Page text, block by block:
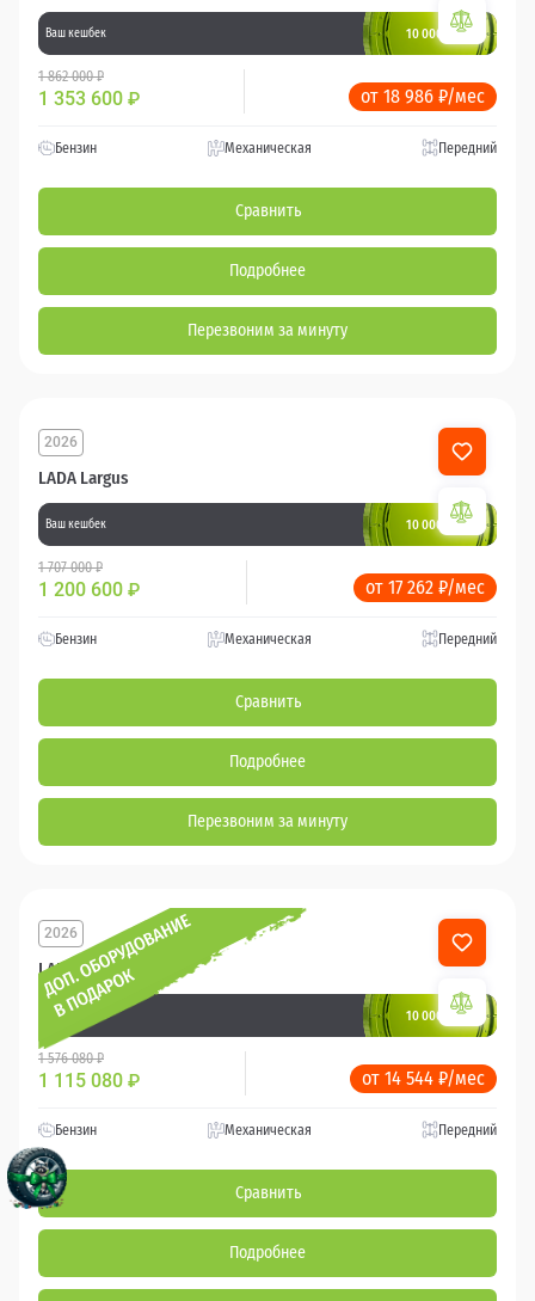
Ваш кешбек 10 000 баллов
1 862 000 ₽
1 353 600 ₽ от 18 986 ₽/мес
Бензин Механическая Передний
Сравнить
Подробнее
Перезвоним за минуту
LADA Largus
2026
Ваш кешбек 10 000 баллов
1 707 000 ₽
1 200 600 ₽ от 17 262 ₽/мес
Бензин Механическая Передний
Сравнить
Подробнее
Перезвоним за минуту
LADA Largus
2026
Ваш кешбек 10 000 баллов
1 576 080 ₽
1 115 080 ₽ от 14 544 ₽/мес
Бензин Механическая Передний
Сравнить
Подробнее